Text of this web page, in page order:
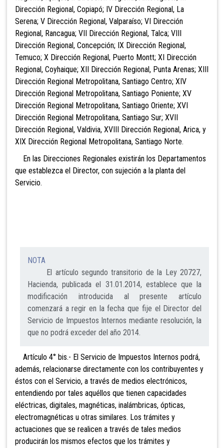
Dirección Regional, Copiapó; IV Dirección Regional, La
Serena; V Dirección Regional, Valparaíso; VI Dirección
Regional, Rancagua; VII Dirección Regional, Talca; VIII
Dirección Regional, Concepción; IX Dirección Regional,
Temuco; X Dirección Regional, Puerto Montt; XI Dirección
Regional, Coyhaique; XII Dirección Regional, Punta Arenas; XIII
Dirección Regional Metropolitana, Santiago Centro; XIV
Dirección Regional Metropolitana, Santiago Poniente; XV
Dirección Regional Metropolitana, Santiago Oriente; XVI
Dirección Regional Metropolitana, Santiago Sur; XVII
Dirección Regional, Valdivia, XVIII Dirección Regional, Arica, y
XIX Dirección Regional Metropolitana, Santiago Norte.
En las Direcciones Regionales existirán los Departamentos
que establezca el Director, con sujeción a la planta del
Servicio.
NOTA
El artículo segundo transitorio de la Ley 20727,
Hacienda, publicada el 31.01.2014, establece que la
modificación introducida al presente artículo
comenzará a regir en la fecha que fije el Director del
Servicio de Impuestos Internos mediante resolución, la
que no podrá exceder del año 2014.
Artículo 4° bis.- El Servicio de Impuestos Internos podrá,
además, relacionarse directamente con los contribuyentes y
éstos con el Servicio, a través de medios electrónicos,
entendiendo por tales aquéllos que tienen capacidades
eléctricas, digitales, magnéticas, inalámbricas, ópticas,
electromagnéticas u otras similares. Los trámites y
actuaciones que se realicen a través de tales medios
producirán los mismos efectos que los trámites y